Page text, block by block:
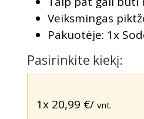
Pasirinkite kiekį:
1x 20,99 €/ vnt.
Veiksmingas
Pakuotėje: 1x